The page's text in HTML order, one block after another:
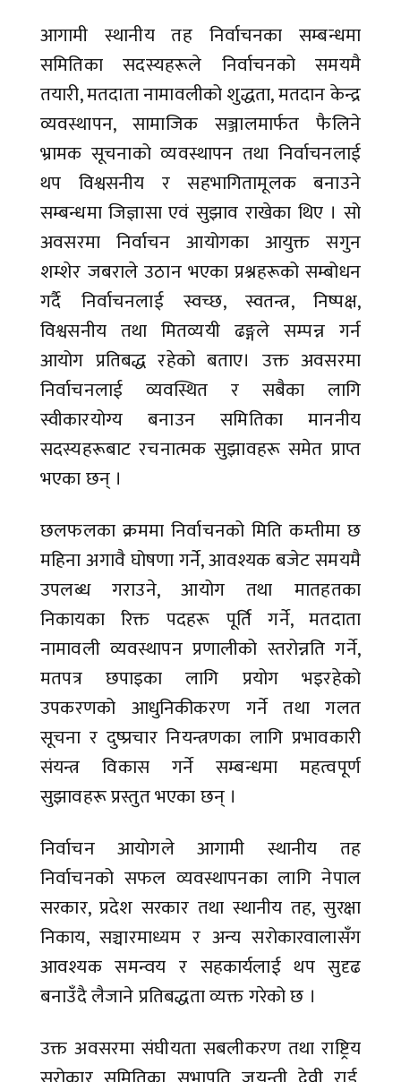
आगामी स्थानीय तह निर्वाचनका सम्बन्धमा
समितिका सदस्यहरूले निर्वाचनको समयमै
तयारी, मतदाता नामावलीको शुद्धता, मतदान केन्द्र
व्यवस्थापन, सामाजिक सञ्जालमार्फत फैलिने
भ्रामक सूचनाको व्यवस्थापन तथा निर्वाचनलाई
थप विश्वसनीय र सहभागितामूलक बनाउने
सम्बन्धमा जिज्ञासा एवं सुझाव राखेका थिए । सो
अवसरमा निर्वाचन आयोगका आयुक्त सगुन
शम्शेर जबराले उठान भएका प्रश्नहरूको सम्बोधन
गर्दै निर्वाचनलाई स्वच्छ, स्वतन्त्र, निष्पक्ष,
विश्वसनीय तथा मितव्ययी ढङ्गले सम्पन्न गर्न
आयोग प्रतिबद्ध रहेको बताए। उक्त अवसरमा
निर्वाचनलाई व्यवस्थित र सबैका लागि
स्वीकारयोग्य बनाउन समितिका माननीय
सदस्यहरूबाट रचनात्मक सुझावहरू समेत प्राप्त
भएका छन् ।
छलफलका क्रममा निर्वाचनको मिति कम्तीमा छ
महिना अगावै घोषणा गर्ने, आवश्यक बजेट समयमै
उपलब्ध गराउने, आयोग तथा मातहतका
निकायका रिक्त पदहरू पूर्ति गर्ने, मतदाता
नामावली व्यवस्थापन प्रणालीको स्तरोन्नति गर्ने,
मतपत्र छपाइका लागि प्रयोग भइरहेको
उपकरणको आधुनिकीकरण गर्ने तथा गलत
सूचना र दुष्प्रचार नियन्त्रणका लागि प्रभावकारी
संयन्त्र विकास गर्ने सम्बन्धमा महत्वपूर्ण
सुझावहरू प्रस्तुत भएका छन् ।
निर्वाचन आयोगले आगामी स्थानीय तह
निर्वाचनको सफल व्यवस्थापनका लागि नेपाल
सरकार, प्रदेश सरकार तथा स्थानीय तह, सुरक्षा
निकाय, सञ्चारमाध्यम र अन्य सरोकारवालासँग
आवश्यक समन्वय र सहकार्यलाई थप सुदृढ
बनाउँदै लैजाने प्रतिबद्धता व्यक्त गरेको छ ।
उक्त अवसरमा संघीयता सबलीकरण तथा राष्ट्रिय